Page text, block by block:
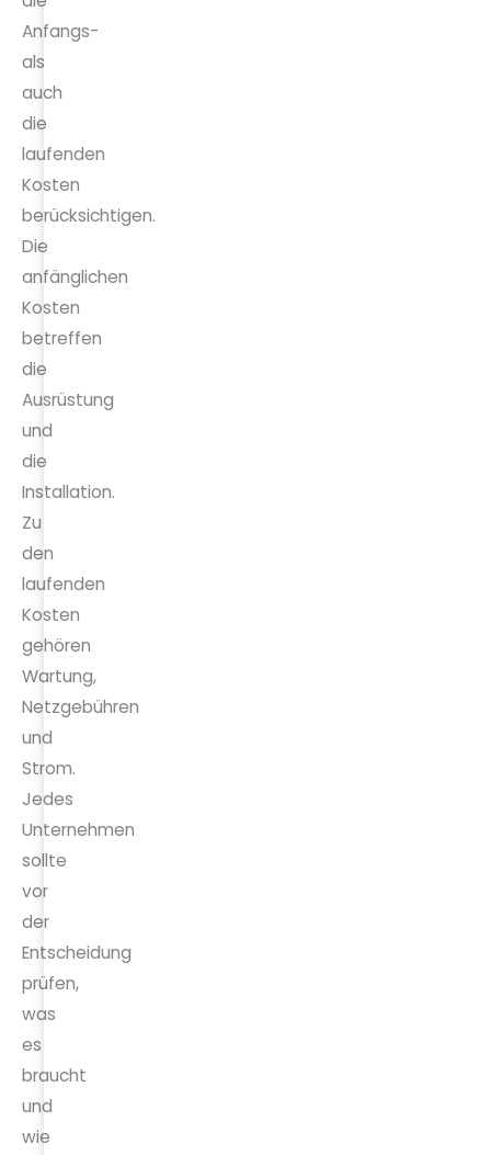
Anfangs-
als
auch
die
laufenden
Kosten
berücksichtigen.
Die
anfänglichen
Kosten
betreffen
die
Ausrüstung
und
die
Installation.
Zu
den
laufenden
Kosten
gehören
Wartung,
Netzgebühren
und
Strom.
Jedes
Unternehmen
sollte
vor
der
Entscheidung
prüfen,
was
es
braucht
und
wie